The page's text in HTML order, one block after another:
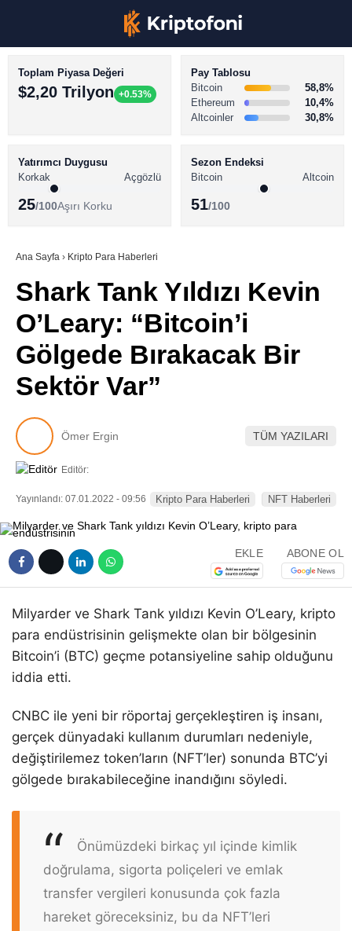
Youtube
BİTCOİN HABERLERİ
ALTCOİN HABERLERİ
SÖZLÜK
Toplam Piyasa Değeri
$2,20 Trilyon +0.53%
Pay Tablosu
Bitcoin
58,8%
Ethereum
10,4%
Altcoinler
30,8%
Yatırımcı Duygusu
Korkak
Açgözlü
25/100Aşırı Korku
Sezon Endeksi
Bitcoin
Altcoin
51/100
Ana Sayfa › Kripto Para Haberleri
Shark Tank Yıldızı Kevin
O’Leary: “Bitcoin’i
Gölgede Bırakacak Bir
Sektör Var”
Ömer Ergin TÜM YAZILARI
Editör:
Yayınlandı: 07.01.2022 - 09:56 Kripto Para Haberleri NFT Haberleri
EKLE ABONE OL
Milyarder ve Shark Tank yıldızı Kevin O’Leary, kripto
para endüstrisinin gelişmekte olan bir bölgesinin
Bitcoin’i (BTC) geçme potansiyeline sahip olduğunu
iddia etti.
CNBC ile yeni bir röportaj gerçekleştiren iş insanı,
gerçek dünyadaki kullanım durumları nedeniyle,
değiştirilemez token’ların (NFT’ler) sonunda BTC’yi
gölgede bırakabileceğine inandığını söyledi.
Önümüzdeki birkaç yıl içinde kimlik
doğrulama, sigorta poliçeleri ve emlak
transfer vergileri konusunda çok fazla
hareket göreceksiniz, bu da NFT’leri